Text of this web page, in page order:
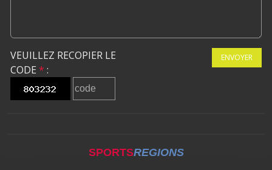
VEUILLEZ RECOPIER LE
CODE * :
ENVOYER
SPORTSREGIONS